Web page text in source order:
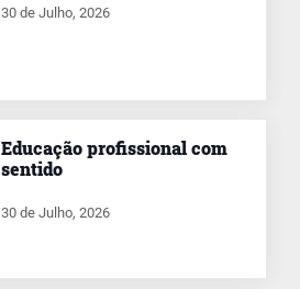
30 de Julho, 2026
Educação profissional com
sentido
30 de Julho, 2026